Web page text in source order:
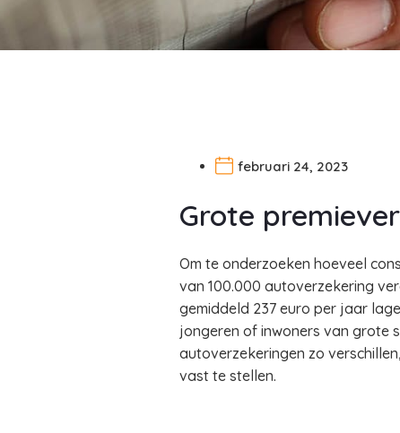
februari 24, 2023
Grote
Om te onderzoeken hoeveel
van 100.000 autoverzekering
gemiddeld 237 euro per jaar
jongeren of inwoners van grote
autoverzekeringen zo
vast te stellen.